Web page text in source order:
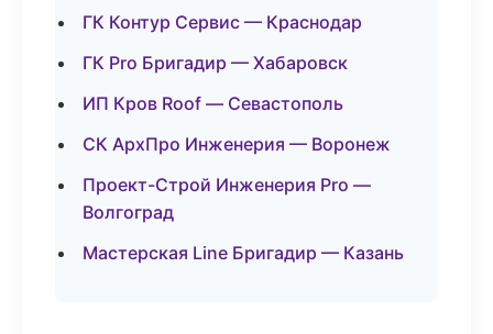
ГК Контур Сервис — Краснодар
ГК Pro Бригадир — Хабаровск
ИП Кров Roof — Севастополь
СК АрхПро Инженерия — Воронеж
Проект-Строй Инженерия Pro —
Волгоград
Мастерская Line Бригадир — Казань